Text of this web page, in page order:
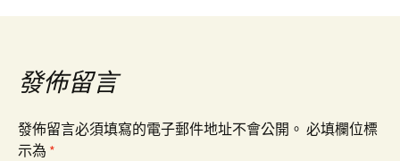
導
覽發佈留言
發佈留言必須填寫的電子郵件地址不會公開。 必填欄位標
示為 *